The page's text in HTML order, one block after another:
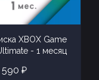
XBOX Game
- 1 месяц
590 ₽